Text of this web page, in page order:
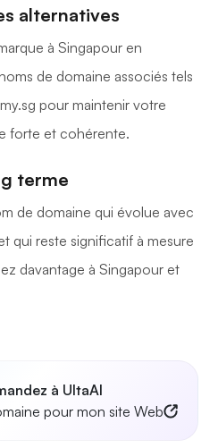
alternatives
à Singapour en
de domaine associés tels
pour maintenir votre
forte et cohérente.
terme
de domaine qui évolue avec
qui reste significatif à mesure
davantage à Singapour et
à UltaAI
pour mon site Web